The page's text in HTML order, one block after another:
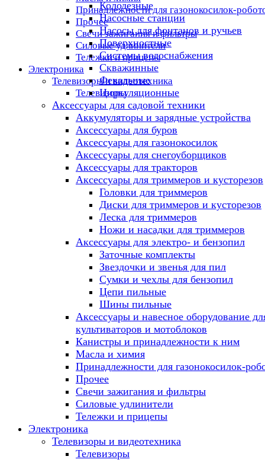
Принадлежности для газонокосилок-
Прочее
Свечи зажигания и фильтры
Силовые удлинители
Тележки и прицепы
Электроника
Телевизоры и видеотехника
Телевизоры
Колодезные
Насосные станции
Насосы для фонтанов и ручьев
Поверхностные
Системы водоснабжения
Скважинные
Фекальные
Циркуляционные
Аксессуары для садовой техники
Аккумуляторы и зарядные устройства
Аксессуары для буров
Аксессуары для газонокосилок
Аксессуары для снегоуборщиков
Аксессуары для тракторов
Аксессуары для триммеров и кусторезов
Головки для триммеров
Диски для триммеров и кусторезов
Леска для триммеров
Ножи и насадки для триммеров
Аксессуары для электро- и бензопил
Заточные комплекты
Звездочки и звенья для пил
Сумки и чехлы для бензопил
Цепи пильные
Шины пильные
Аксессуары и навесное оборудование
культиваторов и мотоблоков
Канистры и принадлежности к ним
Масла и химия
Принадлежности для газонокосилок-
Прочее
Свечи зажигания и фильтры
Силовые удлинители
Тележки и прицепы
Электроника
Телевизоры и видеотехника
Телевизоры